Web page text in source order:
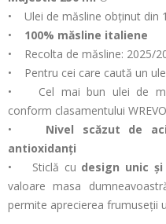
• Ulei de măsline obținut din
•
100% măsline italiene
• Recolta de măsline: 2025/
• Pentru cei care caută un
• Cel mai bun ulei de
conform clasamentului
• Nivel scăzut de
antioxidanți
• Sticlă cu design unic
valoare masa
permite aprecierea frumuseții